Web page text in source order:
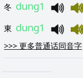
冬 dung1
東 dung1
>>>更多普通话同音字